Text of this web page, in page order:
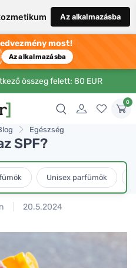
Az alkalmazásba
most!
Az alkalmazásba
összeg felett: 80 EUR
0
Egészség
SPF?
Unisex parfümök
20.5.2024